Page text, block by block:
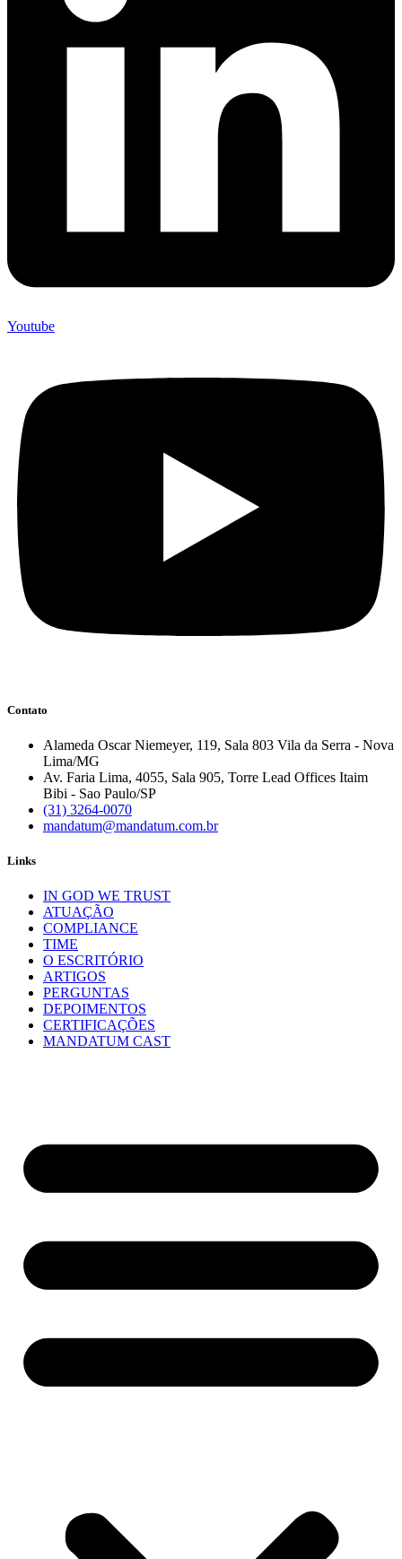
Youtube
Contato
Alameda Oscar Niemeyer, 119, Sala 803 Vila da Serra - Nova
Lima/MG
Av. Faria Lima, 4055, Sala 905, Torre Lead Offices Itaim
Bibi - Sao Paulo/SP
(31) 3264-0070
mandatum@mandatum.com.br
Links
IN GOD WE TRUST
ATUAÇÃO
COMPLIANCE
TIME
O ESCRITÓRIO
ARTIGOS
PERGUNTAS
DEPOIMENTOS
CERTIFICAÇÕES
MANDATUM CAST